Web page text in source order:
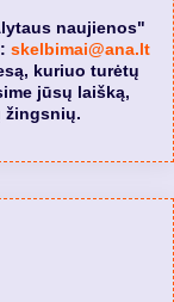
naujienos"
skelbimai@ana.lt
kuriuo turėtų
jūsų laišką,
žingsnių.